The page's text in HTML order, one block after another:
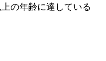
の年齢に達している